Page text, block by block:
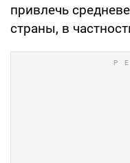
привлечь
страны, в